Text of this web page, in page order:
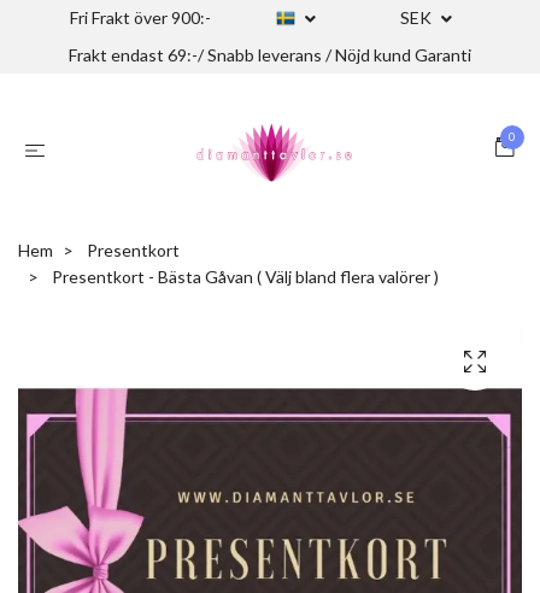
Fri Frakt över 900:-
SEK
Frakt endast 69:-/ Snabb leverans / Nöjd kund Garanti
0
Hem
Presentkort
Presentkort - Bästa Gåvan ( Välj bland flera valörer )